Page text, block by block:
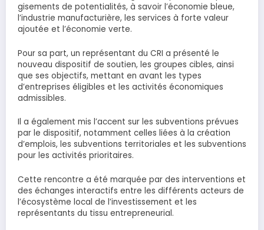
gisements de potentialités, à savoir l’économie bleue,
l’industrie manufacturière, les services à forte valeur
ajoutée et l’économie verte.
Pour sa part, un représentant du CRI a présenté le
nouveau dispositif de soutien, les groupes cibles, ainsi
que ses objectifs, mettant en avant les types
d’entreprises éligibles et les activités économiques
admissibles.
Il a également mis l’accent sur les subventions prévues
par le dispositif, notamment celles liées à la création
d’emplois, les subventions territoriales et les subventions
pour les activités prioritaires.
Cette rencontre a été marquée par des interventions et
des échanges interactifs entre les différents acteurs de
l’écosystème local de l’investissement et les
représentants du tissu entrepreneurial.